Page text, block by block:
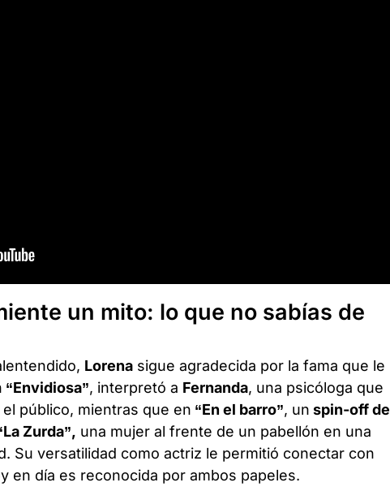
un mito: lo que no sabías de
Lorena sigue agradecida por la fama que le
“Envidiosa”, interpretó a Fernanda, una psicóloga que
público, mientras que en “En el barro”, un spin-off de
Zurda”, una mujer al frente de un pabellón en una
Su versatilidad como actriz le permitió conectar con
en día es reconocida por ambos papeles.